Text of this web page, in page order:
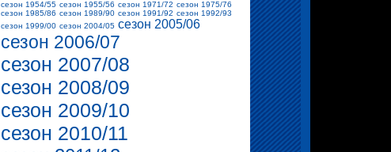
сезон 1954/55 сезон 1955/56 сезон 1971/72 сезон 1975/76
сезон 1985/86 сезон 1989/90 сезон 1991/92 сезон 1992/93
сезон 1999/00 сезон 2004/05 сезон 2005/06
сезон 2006/07
сезон 2007/08
сезон 2008/09
сезон 2009/10
сезон 2010/11